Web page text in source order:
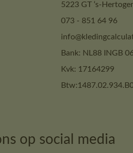
5223 GT ‘s-
073 - 851 64 96
Bank: NL88 INGB
Kvk: 17164299
op social media